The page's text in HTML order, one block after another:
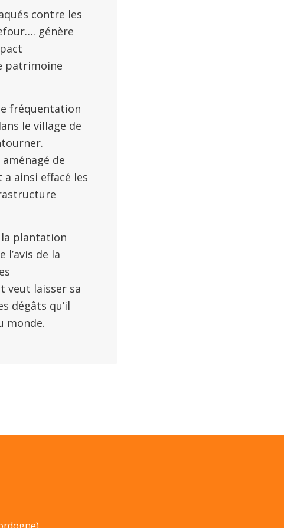
contre les
génère
patrimoine
fréquentation
le village de
de
ainsi effacé les
la plantation
de la
veut laisser sa
dégâts qu’il
monde.